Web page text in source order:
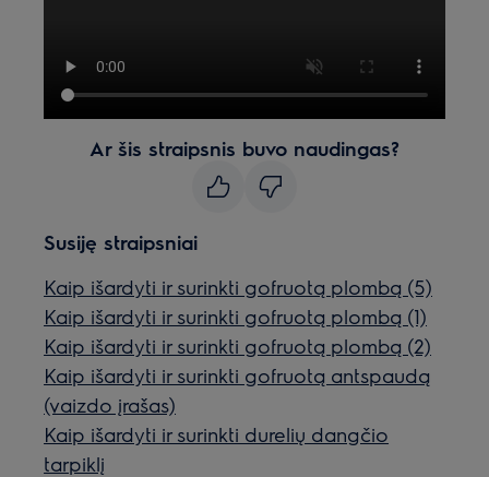
Ar šis straipsnis buvo naudingas?
Susiję straipsniai
Kaip išardyti ir surinkti gofruotą plombą (5)
Kaip išardyti ir surinkti gofruotą plombą (1)
Kaip išardyti ir surinkti gofruotą plombą (2)
Kaip išardyti ir surinkti gofruotą antspaudą
(vaizdo įrašas)
Kaip išardyti ir surinkti durelių dangčio
tarpiklį